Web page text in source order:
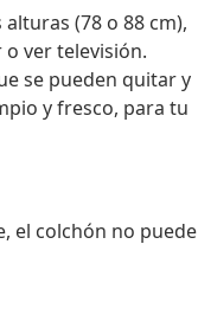
(78 o 88 cm),
o ver televisión.
se pueden quitar y
y fresco, para tu
el colchón no puede